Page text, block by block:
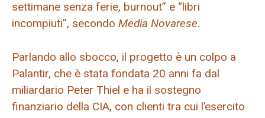
settimane senza ferie, burnout” e “libri
incompiuti”, secondo Media Novarese.
Parlando allo sbocco, il progetto è un colpo a
Palantir, che è stata fondata 20 anni fa dal
miliardario Peter Thiel e ha il sostegno
finanziario della CIA, con clienti tra cui l’esercito